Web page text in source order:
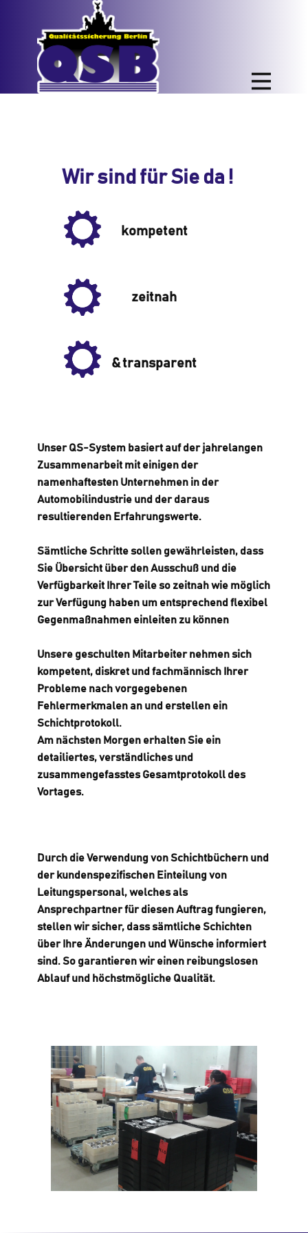
Wir sind für Sie da !
kompetent
zeitnah
& transparent
Unser QS-System basiert auf der jahrelangen
Zusammenarbeit mit einigen der
namenhaftesten Unternehmen in der
Automobilindustrie und der daraus
resultierenden Erfahrungswerte.
Sämtliche Schritte sollen gewährleisten, dass
Sie Übersicht über den Ausschuß und die
Verfügbarkeit Ihrer Teile so zeitnah wie möglich
zur Verfügung haben um entsprechend flexibel
Gegenmaßnahmen einleiten zu können
Unsere geschulten Mitarbeiter nehmen sich
kompetent, diskret und fachmännisch Ihrer
Probleme nach vorgegebenen
Fehlermerkmalen an und erstellen ein
Schichtprotokoll.
Am nächsten Morgen erhalten Sie ein
detailiertes, verständliches und
zusammengefasstes Gesamtprotokoll des
Vortages.
Durch die Verwendung von Schichtbüchern und
der kundenspezifischen Einteilung von
Leitungspersonal, welches als
Ansprechpartner für diesen Auftrag fungieren,
stellen wir sicher, dass sämtliche Schichten
über Ihre Änderungen und Wünsche informiert
sind. So garantieren wir einen reibungslosen
Ablauf und höchstmögliche Qualität.